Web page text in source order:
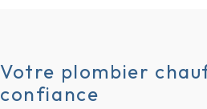
Votre plombier
confiance